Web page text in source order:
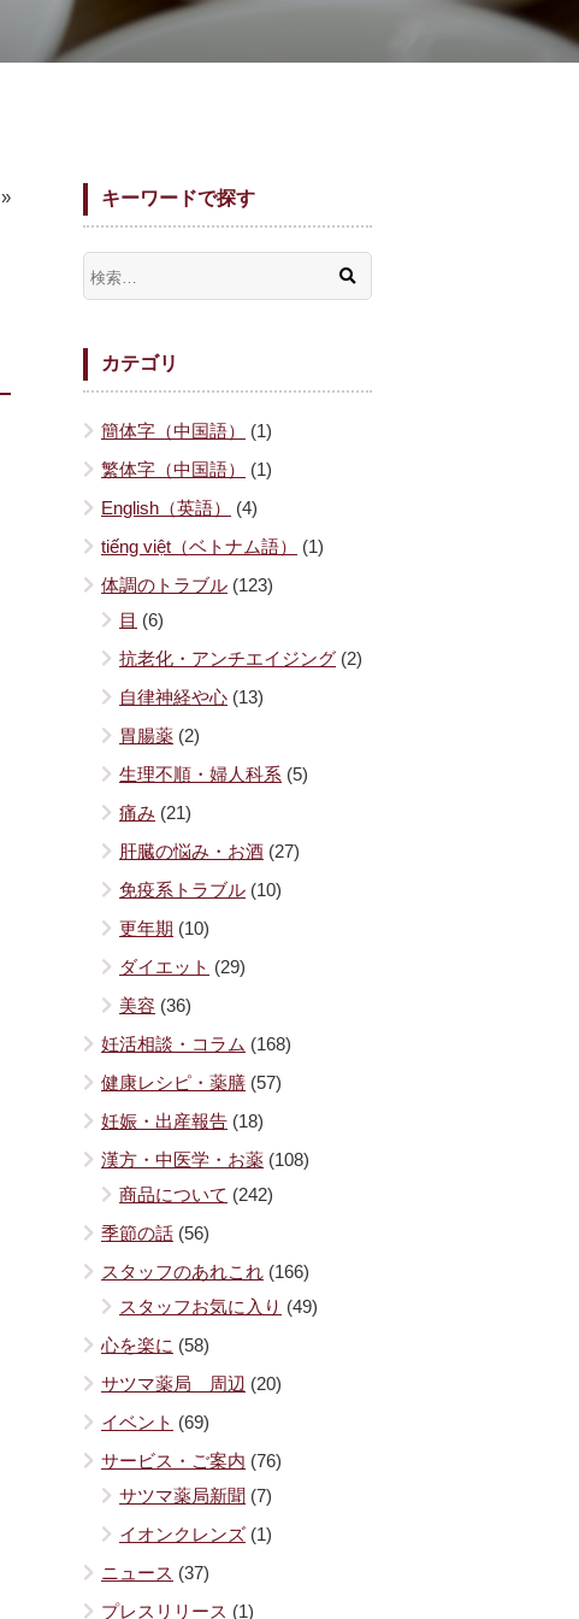
» キーワードで探す
カテゴリ
簡体字（中国語）
(1)
繁体字（中国語）
(1)
English（英語）
(4)
tiếng việt（ベトナム語）
(1)
体調のトラブル (123)
目 (6)
抗老化・アンチエイジング (2)
自律神経や心 (13)
胃腸薬 (2)
生理不順・婦人科系 (5)
痛み (21)
肝臓の悩み・お酒 (27)
免疫系トラブル (10)
更年期 (10)
ダイエット (29)
美容 (36)
妊活相談・コラム (168)
健康レシピ・薬膳 (57)
妊娠・出産報告 (18)
漢方・中医学・お薬 (108)
商品について (242)
季節の話 (56)
スタッフのあれこれ (166)
スタッフお気に入り (49)
心を楽に (58)
サツマ薬局 周辺 (20)
イベント (69)
サービス・ご案内 (76)
サツマ薬局新聞 (7)
イオンクレンズ (1)
ニュース (37)
プレスリリース (1)